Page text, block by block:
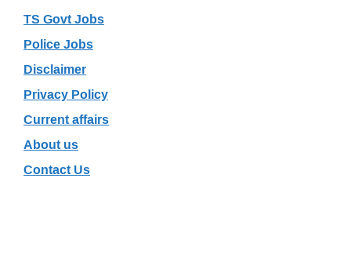
TS Govt Jobs
Police Jobs
Disclaimer
Privacy Policy
Current affairs
About us
Contact Us